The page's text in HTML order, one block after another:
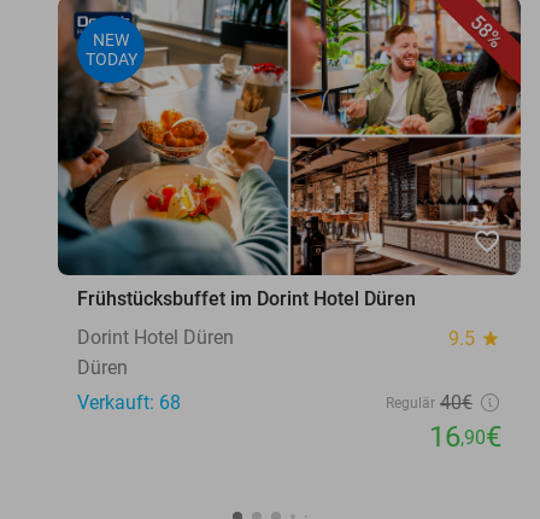
58%
NEW
TODAY
favorite_border
Frühstücksbuffet im Dorint Hotel Düren
Dorint Hotel Düren
9.5 star
Düren
Verkauft: 68
Regulär 40€
16,90€